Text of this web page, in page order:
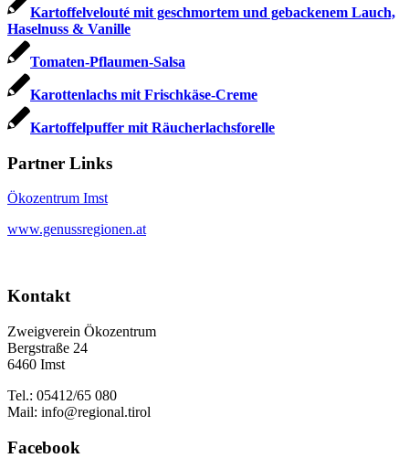
Kartoffelvelouté mit geschmortem und gebackenem Lauch,
Haselnuss & Vanille
Tomaten-Pflaumen-Salsa
Karottenlachs mit Frischkäse-Creme
Kartoffelpuffer mit Räucherlachsforelle
Partner Links
Ökozentrum Imst
www.genussregionen.at
Kontakt
Zweigverein Ökozentrum
Bergstraße 24
6460 Imst
Tel.: 05412/65 080
Mail: info@regional.tirol
Facebook